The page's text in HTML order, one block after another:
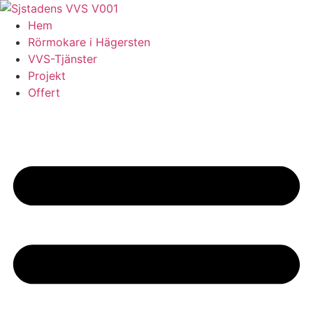
Skip
content
Hem
Rörmokare i Hägersten
VVS-Tjänster
Projekt
Offert